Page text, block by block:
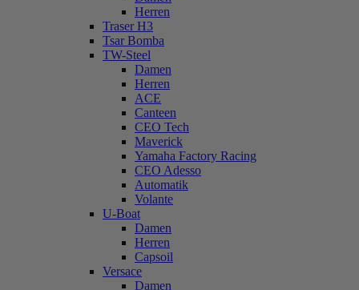
Herren
Traser H3
Tsar Bomba
TW-Steel
Damen
Herren
ACE
Canteen
CEO Tech
Maverick
Yamaha Factory Racing
CEO Adesso
Automatik
Volante
U-Boat
Damen
Herren
Capsoil
Versace
Damen